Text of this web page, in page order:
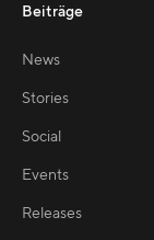
Beiträge
News
Stories
Social
Events
Releases